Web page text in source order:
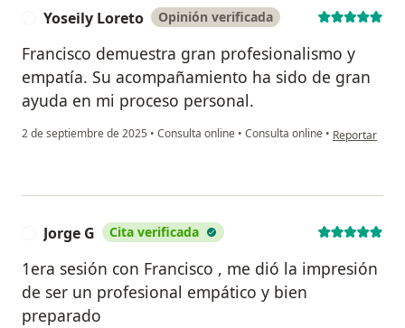
Yoseily Loreto Opinión verificada
Francisco demuestra gran profesionalismo y
empatía. Su acompañamiento ha sido de gran
ayuda en mi proceso personal.
2 de septiembre de 2025 • Consulta online • Consulta online • en opinión
Reportar
Jorge G Cita verificada
1era sesión con Francisco , me dió la impresión
de ser un profesional empático y bien
preparado